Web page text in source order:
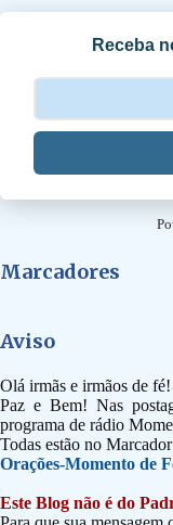
s
Receba
Marcadores
Aviso
Olá irmãs e irmãos de fé!
Paz e Bem! Nas
programa de rádio
Todas estão no
Orações-Momento de
Este Blog não é do